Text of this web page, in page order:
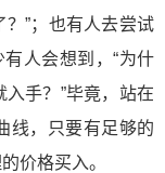
”；也有人去尝试
人会想到，“为什
手？”毕竟，站在
线，只要有足够的
价格买入。